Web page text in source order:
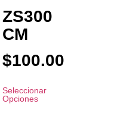
ZS300
CM
$100.00
Seleccionar
Opciones